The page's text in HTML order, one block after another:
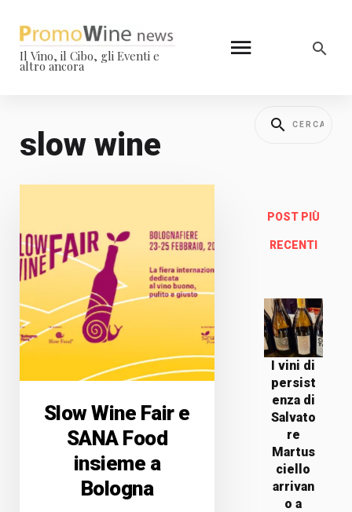
Il Vino, il Cibo, gli Eventi e
altro ancora
slow wine
Slow Wine Fair e
SANA Food
insieme a
Bologna
POST PIÙ
RECENTI
I vini di
persist
enza di
Salvato
re
Martus
ciello
arrivan
o a